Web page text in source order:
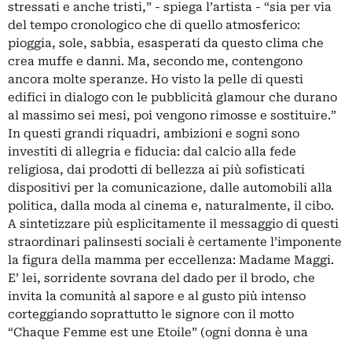
stressati e anche tristi,” - spiega l’artista - “sia per via
del tempo cronologico che di quello atmosferico:
pioggia, sole, sabbia, esasperati da questo clima che
crea muffe e danni. Ma, secondo me, contengono
ancora molte speranze. Ho visto la pelle di questi
edifici in dialogo con le pubblicità glamour che durano
al massimo sei mesi, poi vengono rimosse e sostituire.”
In questi grandi riquadri, ambizioni e sogni sono
investiti di allegria e fiducia: dal calcio alla fede
religiosa, dai prodotti di bellezza ai più sofisticati
dispositivi per la comunicazione, dalle automobili alla
politica, dalla moda al cinema e, naturalmente, il cibo.
A sintetizzare più esplicitamente il messaggio di questi
straordinari palinsesti sociali è certamente l’imponente
la figura della mamma per eccellenza: Madame Maggi.
E’ lei, sorridente sovrana del dado per il brodo, che
invita la comunità al sapore e al gusto più intenso
corteggiando soprattutto le signore con il motto
“Chaque Femme est une Etoile” (ogni donna è una